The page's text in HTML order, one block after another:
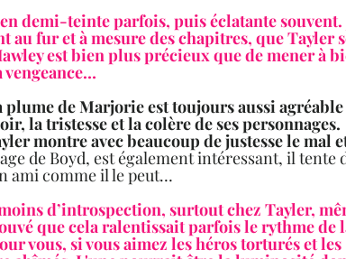
demi-teinte parfois, puis éclatante souvent.
au fur et à mesure des chapitres, que Tayler
est bien plus précieux que de mener à
vengeance…
plume de Marjorie est toujours aussi
la tristesse et la colère de ses personnages.
montre avec beaucoup de justesse le mal
de Boyd, est également intéressant, il tente
ami comme il le peut…
d’introspection, surtout chez Tayler,
que cela ralentissait parfois le rythme de
vous, si vous aimez les héros torturés et les